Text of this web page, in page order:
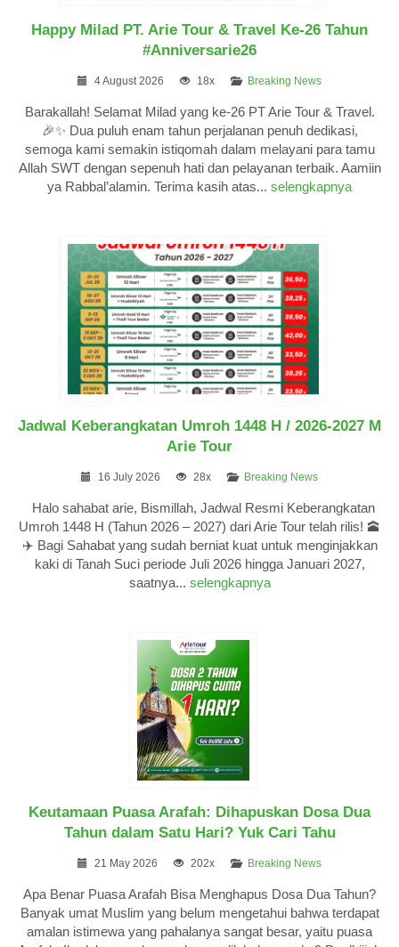
Happy Milad PT. Arie Tour & Travel Ke-26 Tahun
#Anniversarie26
4 August 2026 18x Breaking News
Barakallah! Selamat Milad yang ke-26 PT Arie Tour & Travel.
🎉✨ Dua puluh enam tahun perjalanan penuh dedikasi,
semoga kami semakin istiqomah dalam melayani para tamu
Allah SWT dengan sepenuh hati dan pelayanan terbaik. Aamiin
ya Rabbal’alamin. Terima kasih atas... selengkapnya
Jadwal Keberangkatan Umroh 1448 H / 2026-2027 M
Arie Tour
16 July 2026 28x Breaking News
Halo sahabat arie, Bismillah, Jadwal Resmi Keberangkatan
Umroh 1448 H (Tahun 2026 – 2027) dari Arie Tour telah rilis! 🕋
✈️ Bagi Sahabat yang sudah berniat kuat untuk menginjakkan
kaki di Tanah Suci periode Juli 2026 hingga Januari 2027,
saatnya... selengkapnya
Keutamaan Puasa Arafah: Dihapuskan Dosa Dua
Tahun dalam Satu Hari? Yuk Cari Tahu
21 May 2026 202x Breaking News
Apa Benar Puasa Arafah Bisa Menghapus Dosa Dua Tahun?
Banyak umat Muslim yang belum mengetahui bahwa terdapat
amalan istimewa yang pahalanya sangat besar, yaitu puasa